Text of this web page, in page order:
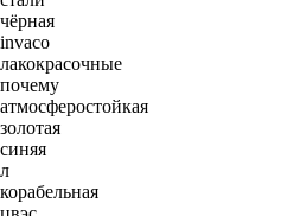
чёрная
invaco
лакокрасочные
почему
атмосферостойкая
золотая
синяя
л
корабельная